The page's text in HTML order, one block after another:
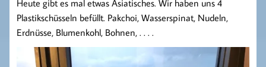
Heute gibt es mal etwas Asiatisches. Wir haben uns 4
Plastikschüsseln befüllt. Pakchoi, Wasserspinat, Nudeln,
Erdnüsse, Blumenkohl, Bohnen, . . . .